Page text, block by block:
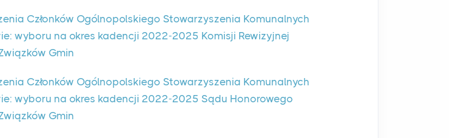
Członków Ogólnopolskiego Stowarzyszenia Komunalnych
wyboru na okres kadencji 2022-2025 Komisji Rewizyjnej
Gmin
Członków Ogólnopolskiego Stowarzyszenia Komunalnych
wyboru na okres kadencji 2022-2025 Sądu Honorowego
Gmin